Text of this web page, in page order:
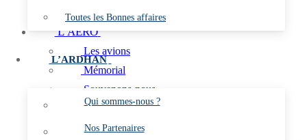
Toutes les Bonnes affaires
L’ARDHAN
Qui sommes-nous ?
Nos Partenaires
Les Marins du Ciel
L’AÉRO
Les avions
Mémorial
Souvenons-nous
C.E.P.A. (Membres)
Aéronefs Préservés de l’Aéronautique navale